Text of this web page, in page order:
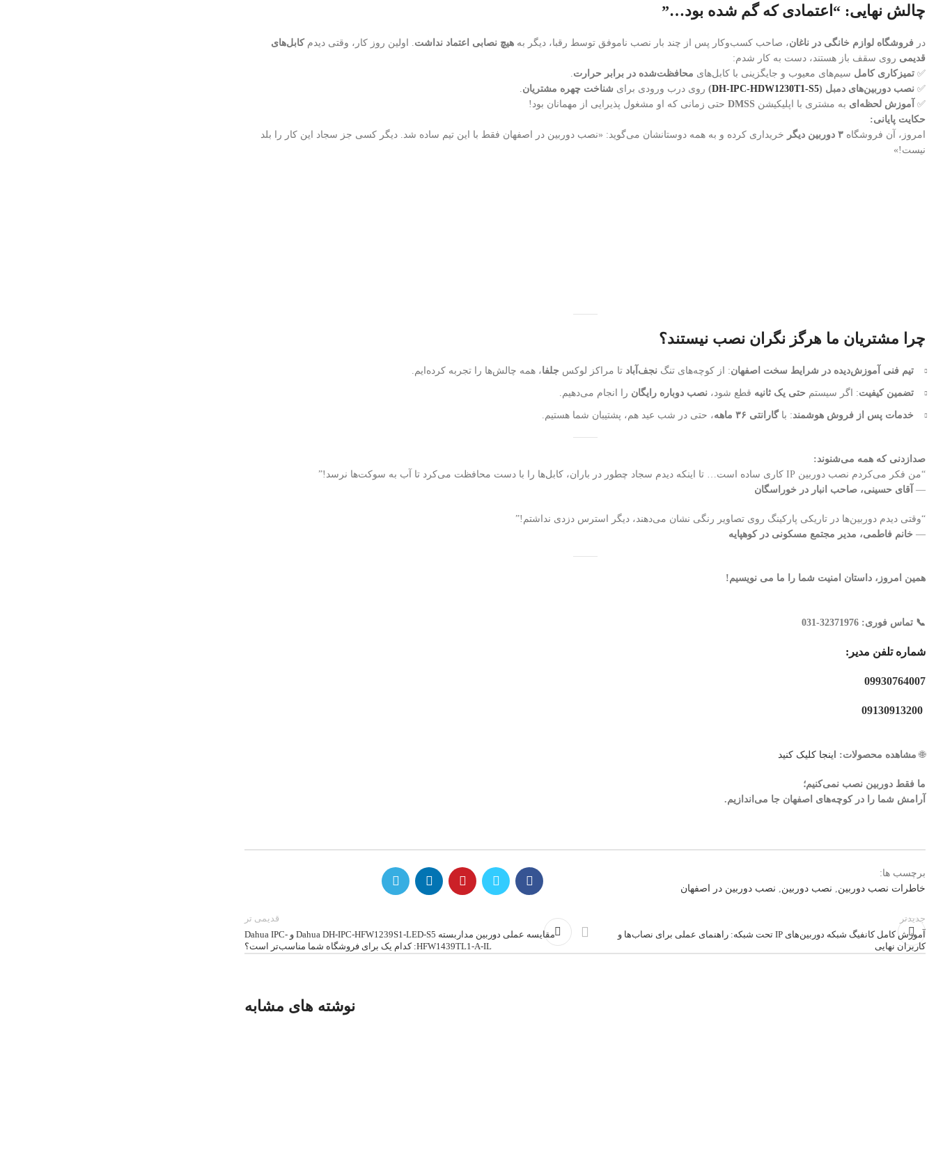
چالش نهایی: “اعتمادی که گم شده بود…”
در فروشگاه لوازم خانگی در ناغان، صاحب کسب‌وکار پس از چند بار نصب ناموفق توسط رقبا، دیگر به هیچ نصابی اعتماد نداشت . اولین روز کار، وقتی دیدم کابل‌های
قدیمی روی سقف باز هستند، دست به کار شدم:
✅ تمیزکاری کامل سیم‌های معیوب و جایگزینی با کابل‌های محافظت‌شده در برابر حرارت
✅ نصب دوربین‌های دمبل (DH-IPC-HDW1230T1-S5
) روی درب ورودی برای شناخت چهره مشتریان
✅ آموزش لحظه‌ای به مشتری با اپلیکیشن DMSS حتی زمانی که او مشغول پذیرایی از مهمانان بود!
حکایت پایانی:
امروز، آن فروشگاه ۳ دوربین دیگر خریداری کرده و به همه دوستانشان می‌گوید: «نصب دوربین در اصفهان فقط با این تیم ساده شد. دیگر کسی جز سجاد این کار را بلد
نیست!»
چرا مشتریان ما هرگز نگران نصب نیستند؟
تیم فنی آموزش‌دیده در شرایط سخت اصفهان: از کوچه‌های تنگ نجف‌آباد تا مراکز لوکس جلفا، همه چالش‌ها را تجربه کرده‌ایم.
تضمین کیفیت: اگر سیستم حتی یک ثانیه قطع شود، نصب دوباره رایگان را انجام می‌دهیم.
خدمات پس از فروش هوشمند: با گارانتی ۳۶ ماهه ، حتی در شب عید هم، پشتیبان شما هستیم.
صدازدنی که همه می‌شنوند:
“من فکر می‌کردم نصب دوربین IP کاری ساده است… تا اینکه دیدم سجاد چطور در باران، کابل‌ها را با دست محافظت می‌کرد تا آب به سوکت‌ها نرسد!”
— آقای حسینی، صاحب انبار در خوراسگان
“وقتی دیدم دوربین‌ها در تاریکی پارکینگ روی تصاویر رنگی نشان می‌دهند، دیگر استرس دزدی نداشتم!”
— خانم فاطمی، مدیر مجتمع مسکونی در کوهپایه
همین امروز، داستان امنیت شما را ما می نویسیم!
📞 تماس فوری: 32371976-031
شماره تلفن مدیر:
09930764007
09130913200
🌐 مشاهده محصولات: اینجا کلیک کنید
ما فقط دوربین نصب نمی‌کنیم؛
آرامش شما را در کوچه‌های اصفهان جا می‌اندازیم.
برچسب ها:
خاطرات نصب دوربین
نصب دوربین نصب دوربین در اصفهان
جدیدتر
آموزش کامل کانفیگ شبکه دوربین‌های IP تحت شبکه: راهنمای عملی برای نصاب‌ها و
کاربران نهایی
قدیمی تر
مقایسه عملی دوربین مداربسته Dahua DH-IPC-HFW1239S1-LED-S5 و Dahua IPC-
HFW1439TL1-A-IL: کدام یک برای فروشگاه شما مناسب‌تر است؟
نوشته های مشابه